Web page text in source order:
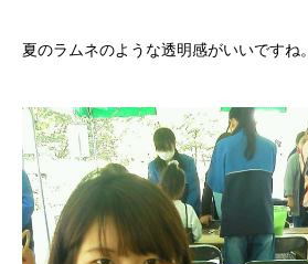
夏のラムネのような透明感がいいですね。